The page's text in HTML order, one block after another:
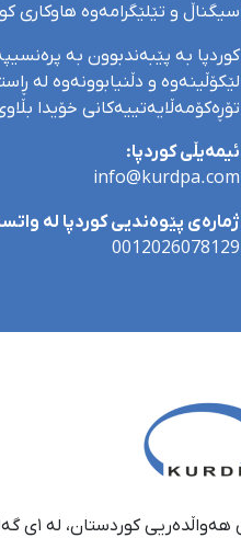
سیگناڵ و تێلێگرامەوە هاوکاری
کوردپا بە پێبەندبوون بە
لێکۆڵینەوە و دڵنیابوونەوە لە
تۆڕەکۆمەڵایەتییەکانی خۆیدا
ئیمەیڵی کوردپا:
info@kurdpa.com
ژمارەی پێوەندیی کوردپا لە
0012026078129